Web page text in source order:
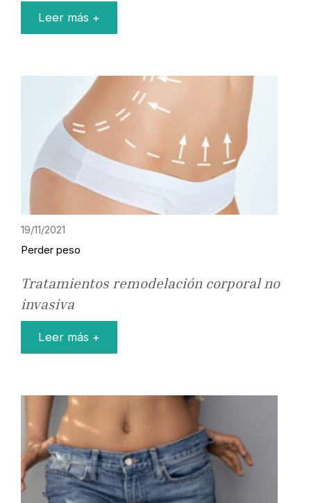
Leer más +
19/11/2021
Perder peso
Tratamientos remodelación corporal no
invasiva
Leer más +